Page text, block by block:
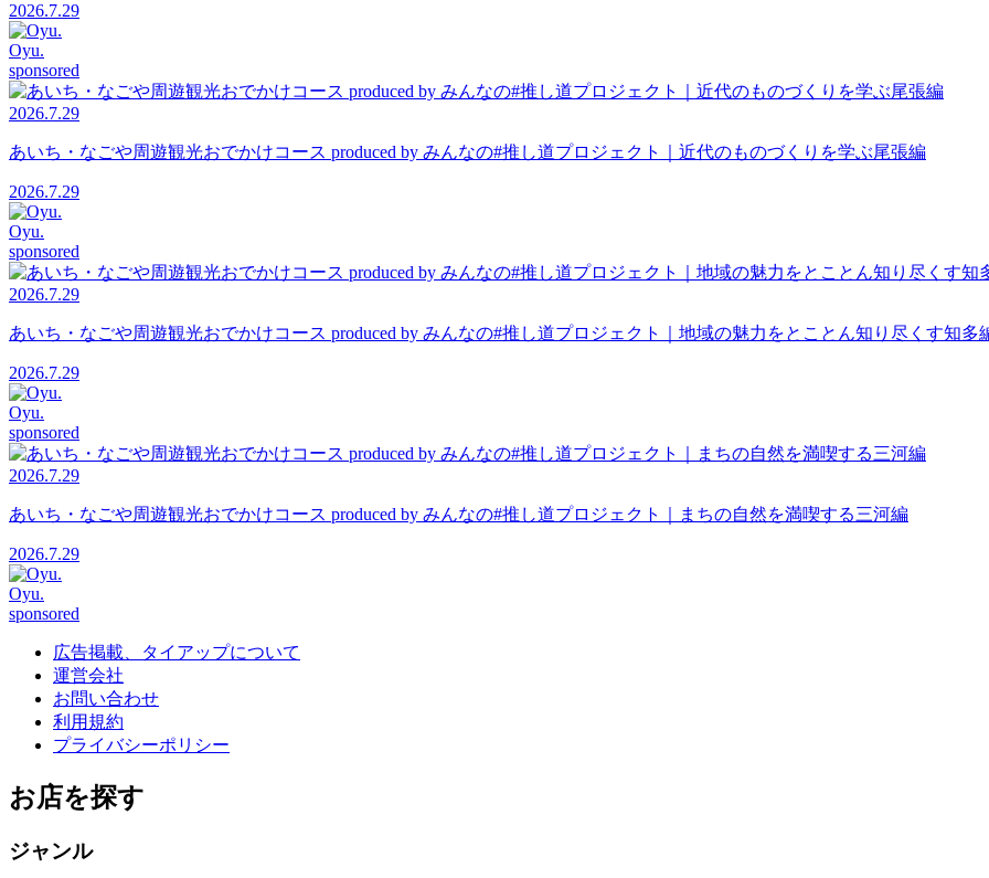
2026.7.29
Oyu.
sponsored
2026.7.29
あいち・なごや周遊観光おでかけコース produced by みんなの#推し道プロジェクト｜近代のものづくりを学ぶ尾張編
2026.7.29
Oyu.
sponsored
2026.7.29
あいち・なごや周遊観光おでかけコース produced by みんなの#推し道プロジェクト｜地域の魅力をとことん知り尽くす知多
2026.7.29
Oyu.
sponsored
2026.7.29
あいち・なごや周遊観光おでかけコース produced by みんなの#推し道プロジェクト｜まちの自然を満喫する三河編
2026.7.29
Oyu.
sponsored
広告掲載、タイアップについて
運営会社
お問い合わせ
利用規約
プライバシーポリシー
お店を探す
ジャンル